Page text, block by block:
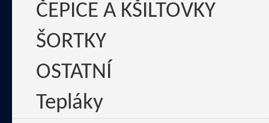
ČEPICE A KŠILTOVKY
ŠORTKY
OSTATNÍ
Tepláky